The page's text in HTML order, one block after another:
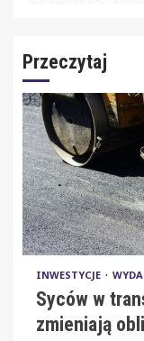
Przeczytaj
INWESTYCJE
Syców w
zmieniają